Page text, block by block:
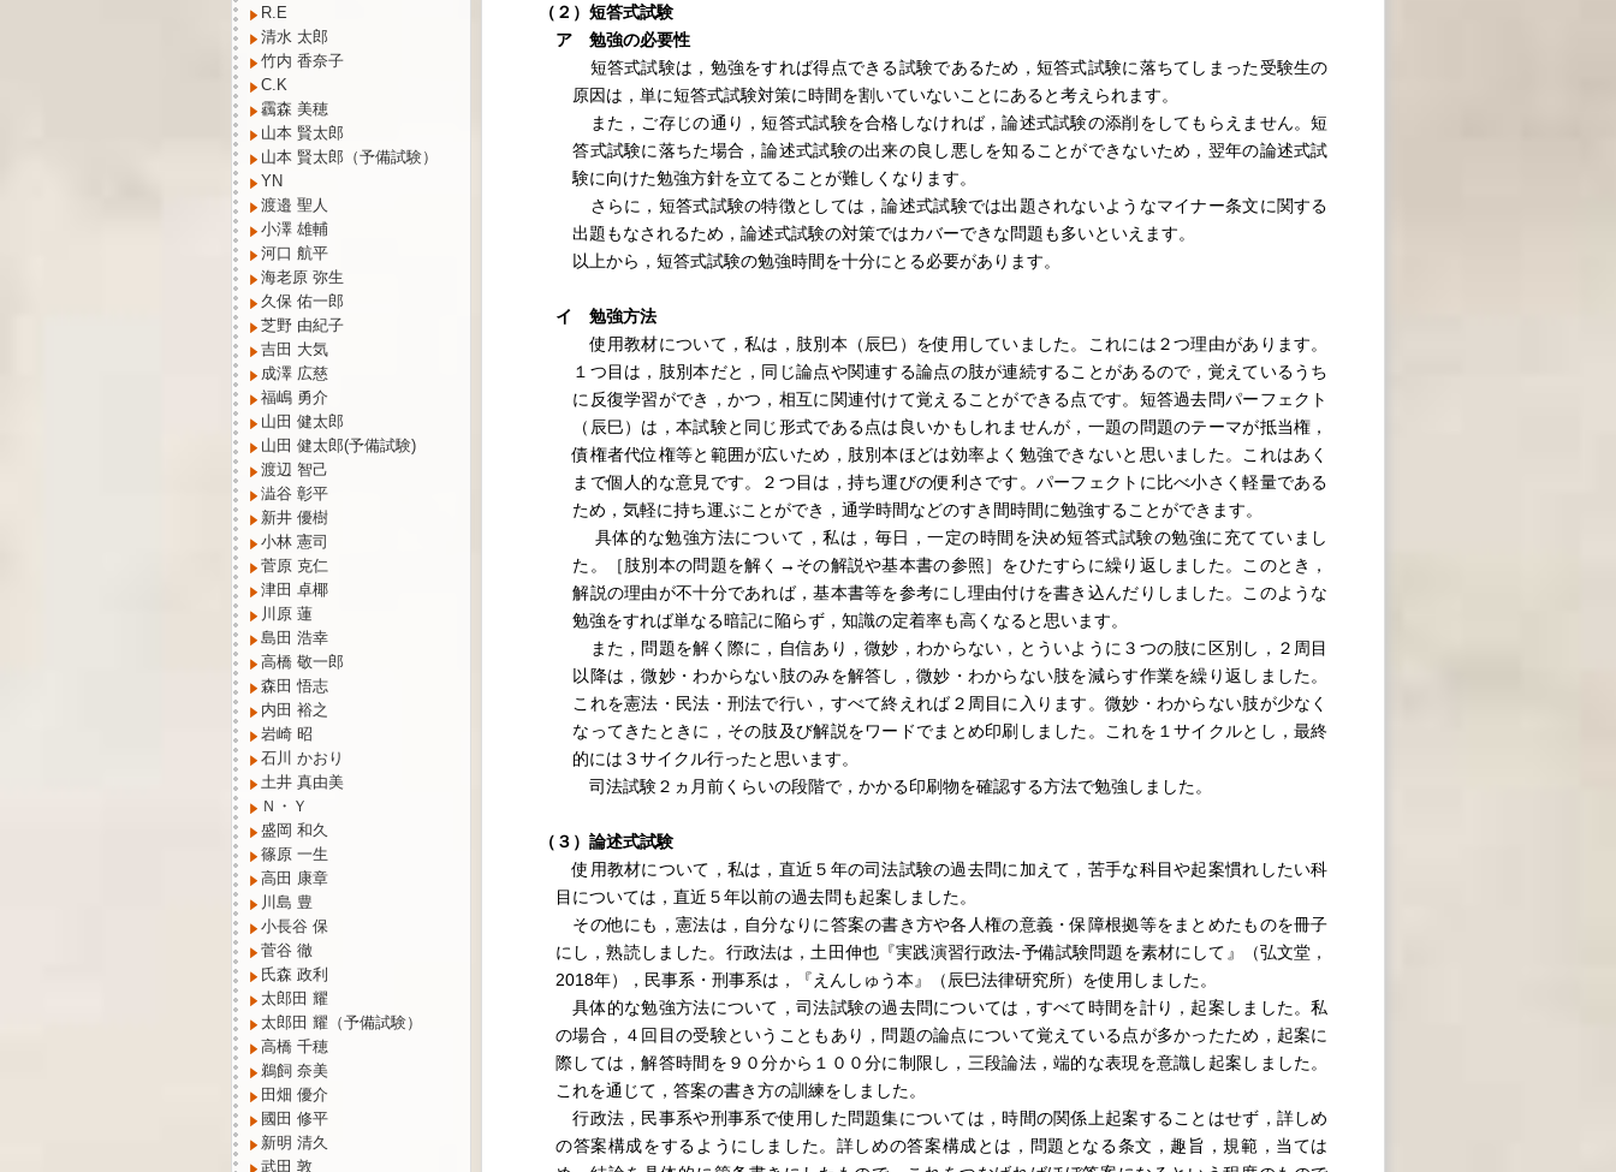
（２）短答式試験
ア 勉強の必要性
短答式試験は，勉強をすれば得点できる試験であるため，短答式試験に落ちてしまった受験生の
原因は，単に短答式試験対策に時間を割いていないことにあると考えられます。
また，ご存じの通り，短答式試験を合格しなければ，論述式試験の添削をしてもらえません。短
答式試験に落ちた場合，論述式試験の出来の良し悪しを知ることができないため，翌年の論述式試
験に向けた勉強方針を立てることが難しくなります。
さらに，短答式試験の特徴としては，論述式試験では出題されないようなマイナー条文に関する
出題もなされるため，論述式試験の対策ではカバーできな問題も多いといえます。
以上から，短答式試験の勉強時間を十分にとる必要があります。
イ 勉強方法
使用教材について，私は，肢別本（辰巳）を使用していました。これには２つ理由があります。
１つ目は，肢別本だと，同じ論点や関連する論点の肢が連続することがあるので，覚えているうち
に反復学習ができ，かつ，相互に関連付けて覚えることができる点です。短答過去問パーフェクト
（辰巳）は，本試験と同じ形式である点は良いかもしれませんが，一題の問題のテーマが抵当権，
債権者代位権等と範囲が広いため，肢別本ほどは効率よく勉強できないと思いました。これはあく
まで個人的な意見です。２つ目は，持ち運びの便利さです。パーフェクトに比べ小さく軽量である
ため，気軽に持ち運ぶことができ，通学時間などのすき間時間に勉強することができます。
具体的な勉強方法について，私は，毎日，一定の時間を決め短答式試験の勉強に充てていまし
た。［肢別本の問題を解く→その解説や基本書の参照］をひたすらに繰り返しました。このとき，
解説の理由が不十分であれば，基本書等を参考にし理由付けを書き込んだりしました。このような
勉強をすれば単なる暗記に陥らず，知識の定着率も高くなると思います。
また，問題を解く際に，自信あり，微妙，わからない，とういように３つの肢に区別し，２周目
以降は，微妙・わからない肢のみを解答し，微妙・わからない肢を減らす作業を繰り返しました。
これを憲法・民法・刑法で行い，すべて終えれば２周目に入ります。微妙・わからない肢が少なく
なってきたときに，その肢及び解説をワードでまとめ印刷しました。これを１サイクルとし，最終
的には３サイクル行ったと思います。
司法試験２ヵ月前くらいの段階で，かかる印刷物を確認する方法で勉強しました。
（３）論述式試験
使用教材について，私は，直近５年の司法試験の過去問に加えて，苦手な科目や起案慣れしたい科
目については，直近５年以前の過去問も起案しました。
その他にも，憲法は，自分なりに答案の書き方や各人権の意義・保障根拠等をまとめたものを冊子
にし，熟読しました。行政法は，土田伸也『実践演習行政法-予備試験問題を素材にして』（弘文堂，
2018年），民事系・刑事系は，『えんしゅう本』（辰巳法律研究所）を使用しました。
具体的な勉強方法について，司法試験の過去問については，すべて時間を計り，起案しました。私
の場合，４回目の受験ということもあり，問題の論点について覚えている点が多かったため，起案に
際しては，解答時間を９０分から１００分に制限し，三段論法，端的な表現を意識し起案しました。
これを通じて，答案の書き方の訓練をしました。
行政法，民事系や刑事系で使用した問題集については，時間の関係上起案することはせず，詳しめ
の答案構成をするようにしました。詳しめの答案構成とは，問題となる条文，趣旨，規範，当ては
R.E
清水 太郎
竹内 香奈子
C.K
靏森 美穂
山本 賢太郎
山本 賢太郎（予備試験）
YN
渡邉 聖人
小澤 雄輔
河口 航平
海老原 弥生
久保 佑一郎
芝野 由紀子
吉田 大気
成澤 広慈
福嶋 勇介
山田 健太郎
山田 健太郎(予備試験)
渡辺 智己
澁谷 彰平
新井 優樹
小林 憲司
菅原 克仁
津田 卓椰
川原 蓮
島田 浩幸
高橋 敬一郎
森田 悟志
内田 裕之
岩崎 昭
石川 かおり
土井 真由美
Ｎ・Ｙ
盛岡 和久
篠原 一生
高田 康章
川島 豊
小長谷 保
菅谷 徹
氏森 政利
太郎田 耀
太郎田 耀（予備試験）
高橋 千穂
鵜飼 奈美
田畑 優介
國田 修平
新明 清久
武田 敦